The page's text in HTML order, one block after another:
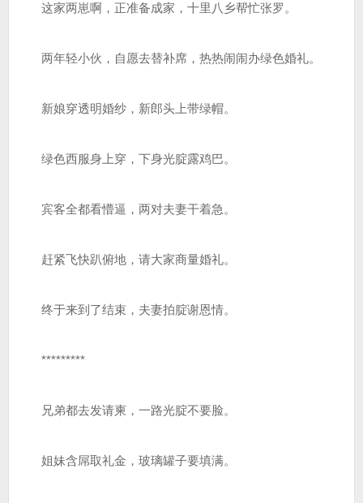
这家两崽啊，正准备成家，十里八乡帮忙张罗。
两年轻小伙，自愿去替补席，热热闹闹办绿色婚礼。
新娘穿透明婚纱，新郎头上带绿帽。
绿色西服身上穿，下身光腚露鸡巴。
宾客全都看懵逼，两对夫妻干着急。
赶紧飞快趴俯地，请大家商量婚礼。
终于来到了结束，夫妻拍腚谢恩情。
*********
兄弟都去发请柬，一路光腚不要脸。
姐妹含屌取礼金，玻璃罐子要填满。